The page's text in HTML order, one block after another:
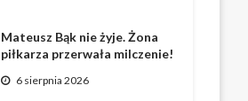
Mateusz Bąk nie żyje. Żona
piłkarza przerwała milczenie!
6 sierpnia 2026